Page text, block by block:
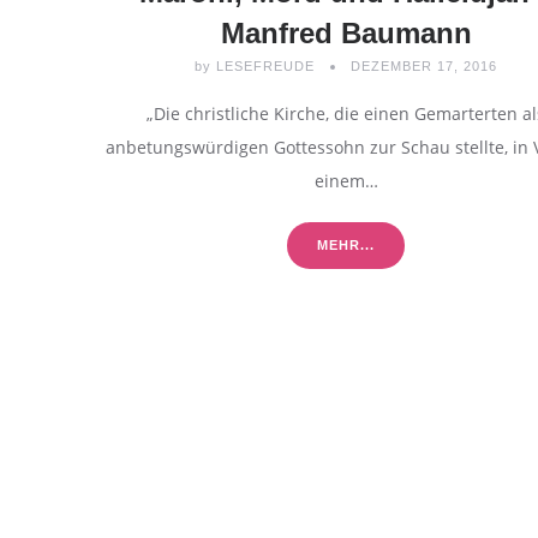
Manfred Baumann
by LESEFREUDE DEZEMBER 17, 2016
„Die christliche Kirche, die einen Gemarterten
anbetungswürdigen Gottessohn zur Schau stellte, in
einem…
MEHR...